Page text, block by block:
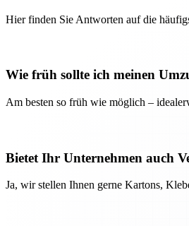
Hier finden Sie Antworten auf die
Wie früh sollte ich meinen
Am besten so früh wie möglich –
Bietet Ihr Unternehmen auch
Ja, wir stellen Ihnen gerne Kartons,